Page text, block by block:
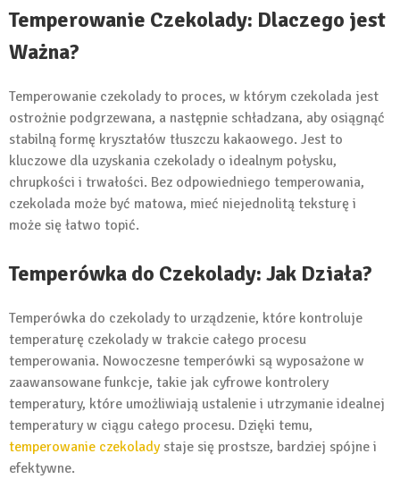
Temperowanie Czekolady: Dlaczego jest
Ważna?
Temperowanie czekolady to proces, w którym czekolada jest
ostrożnie podgrzewana, a następnie schładzana, aby osiągnąć
stabilną formę kryształów tłuszczu kakaowego. Jest to
kluczowe dla uzyskania czekolady o idealnym połysku,
chrupkości i trwałości. Bez odpowiedniego temperowania,
czekolada może być matowa, mieć niejednolitą teksturę i
może się łatwo topić.
Temperówka do Czekolady: Jak Działa?
Temperówka do czekolady to urządzenie, które kontroluje
temperaturę czekolady w trakcie całego procesu
temperowania. Nowoczesne temperówki są wyposażone w
zaawansowane funkcje, takie jak cyfrowe kontrolery
temperatury, które umożliwiają ustalenie i utrzymanie idealnej
temperatury w ciągu całego procesu. Dzięki temu,
temperowanie czekoladystaje się prostsze, bardziej spójne i
efektywne.